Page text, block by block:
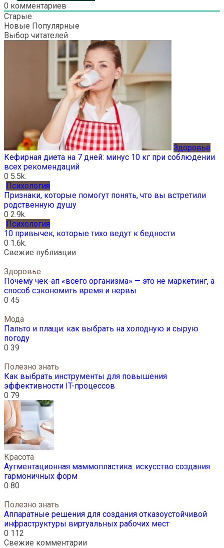
0 комментариев
Старые
Новые Популярные
Выбор читателей
Здоровье
Кефирная диета на 7 дней: минус 10 кг при соблюдении
всех рекомендаций
0 5.5k.
Психология
Признаки, которые помогут понять, что вы встретили
родственную душу
0 2.9k.
Психология
10 привычек, которые тихо ведут к бедности
0 1.6k.
Свежие публиации
Здоровье
Почему чек-ап «всего организма» — это не маркетинг, а
способ сэкономить время и нервы
0 45
Мода
Пальто и плащи: как выбрать на холодную и сырую
погоду
0 39
Полезно знать
Как выбрать инструменты для повышения
эффективности IT-процессов
0 79
Красота
Аугментационная маммопластика: искусство создания
гармоничных форм
0 80
Полезно знать
Аппаратные решения для создания отказоустойчивой
инфраструктуры виртуальных рабочих мест
0 112
Свежие комментарии